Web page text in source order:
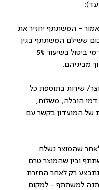
- המשתתף יחזיר את
ששילם המשתתף בגין
הנכס/ השירות יושב לו לאחר גביית דמי ביטול בשיעור 5%
שירות בתוספת כל
הובלה, משלוח,
של המועדון בקשר עם
שהמוצר נשלח
ובין שהמוצר טרם
רק לאחר החזרת
למשתתף - למקום